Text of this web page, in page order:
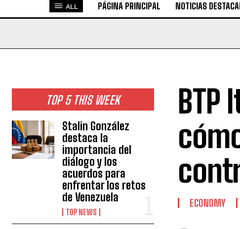
ALL PÁGINA PRINCIPAL NOTICIAS
TOP 5 THIS WEEK
Stalin González
destaca la
importancia del
diálogo y los
acuerdos para
enfrentar los retos
de Venezuela
TOP NEWS
BTP
ECONOMY